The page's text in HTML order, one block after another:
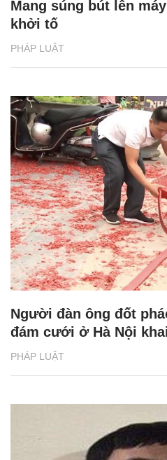
PHÁP LUẬT
Mang súng bút lên
khởi tố
PHÁP LUẬT
Người đàn ông đốt
đám cưới ở Hà Nội